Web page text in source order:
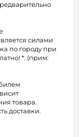
силами
по городу при
*. (прим:
товара.
доставки.